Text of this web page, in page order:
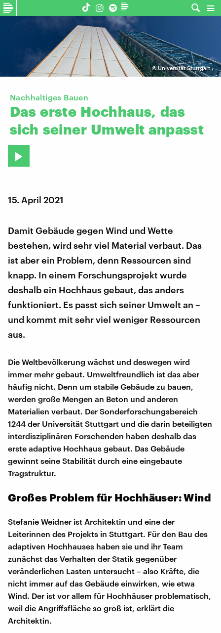
©Universität Stuttgart,
Nachhaltiges Bauen
Das erste Hochhaus, das
sich seiner Umwelt anpasst
15. April 2021
Damit Gebäude gegen Wind und Wette
bestehen, wird sehr viel Material verbaut. Das
ist aber ein Problem, denn Ressourcen sind
knapp. In einem Forschungsprojekt wurde
deshalb ein Hochhaus gebaut, das anders
funktioniert. Es passt sich seiner Umwelt an –
und kommt mit sehr viel weniger Ressourcen
aus.
Die Weltbevölkerung wächst und deswegen wird
immer mehr gebaut. Umweltfreundlich ist das aber
häufig nicht. Denn um stabile Gebäude zu bauen,
werden große Mengen an Beton und anderen
Materialien verbaut. Der Sonderforschungsbereich
1244 der Universität Stuttgart und die darin beteiligten
interdisziplinären Forschenden haben deshalb das
erste adaptive Hochhaus gebaut. Das Gebäude
gewinnt seine Stabilität durch eine eingebaute
Tragstruktur.
Großes Problem für Hochhäuser: Wind
Stefanie Weidner ist Architektin und eine der
Leiterinnen des Projekts in Stuttgart. Für den Bau des
adaptiven Hochhauses haben sie und ihr Team
zunächst das Verhalten der Statik gegenüber
veränderlichen Lasten untersucht – also Kräfte, die
nicht immer auf das Gebäude einwirken, wie etwa
Wind. Der ist vor allem für Hochhäuser problematisch,
weil die Angriffsfläche so groß ist, erklärt die
Architektin.